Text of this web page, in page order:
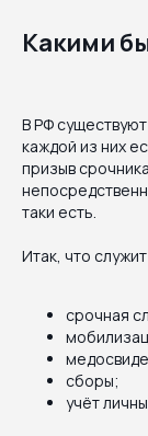
Какими
В РФ
каждой из них
призыв
таки есть.
Итак, что
срочная
сборы;
учёт